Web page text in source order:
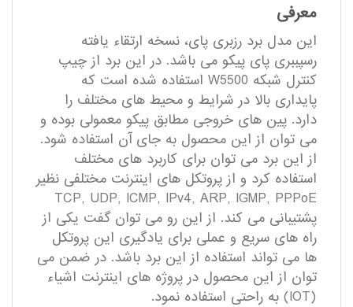
معرفی
این مدل برد رزبری پای، نسخه ارتقاء یافته
رسپببری پای پیکو می باشد. در این برد از چیپ
کنترل شبکه W5500 استفاده شده است که
پایداری بالا در شرایط و محیط های مختلف را
دارد. پین های خروجی مطابق پیکو معمولی بوده و
می توان از این محصول به جای آن استفاده شود.
از این برد می توان برای کاربرد های مختلف
استفاده کرد و از پروتکل های اینترنت مختلفی نظیر
TCP, UDP, ICMP, IPv4, ARP, IGMP, PPPoE
پشتیبانی می کند. از این رو می توان گفت یکی از
راه های سریع و عملی برای یادگیری این پروتکل
ها می تواند استفاده از این برد باشد. در ضمن می
توان از این محصول در پروژه های اینترنت اشیاء
(IOT) به راحتی استفاده نمود.